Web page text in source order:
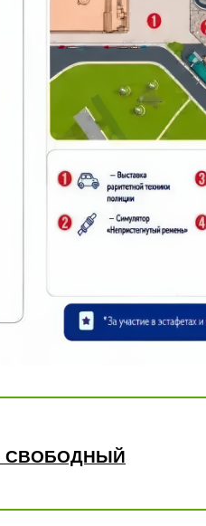
СВОБОДНЫЙ